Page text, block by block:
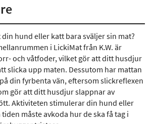
hund eller katt bara sväljer sin mat?
i LickiMat från K.W. är
och våtfoder, vilket gör att ditt husdjur
slicka upp maten. Dessutom har mattan
din fyrbenta vän, eftersom slickreflexen
gör att ditt husdjur slappnar av
Aktiviteten stimulerar din hund eller
måste avkoda hur de ska få tag i